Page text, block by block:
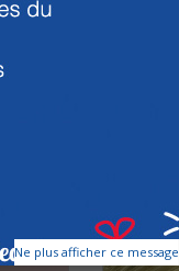
Ne plus afficher ce message